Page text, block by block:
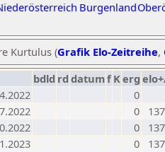
Burgenland
Kurtulus (Grafik Elo-Zeitreihe,
bdld rd datumf Kerg
0
0
0
0